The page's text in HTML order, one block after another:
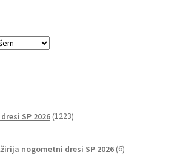
Sorted
SP 2026 1223izdelkov
nogometni dresi SP 2026 6izdelkov